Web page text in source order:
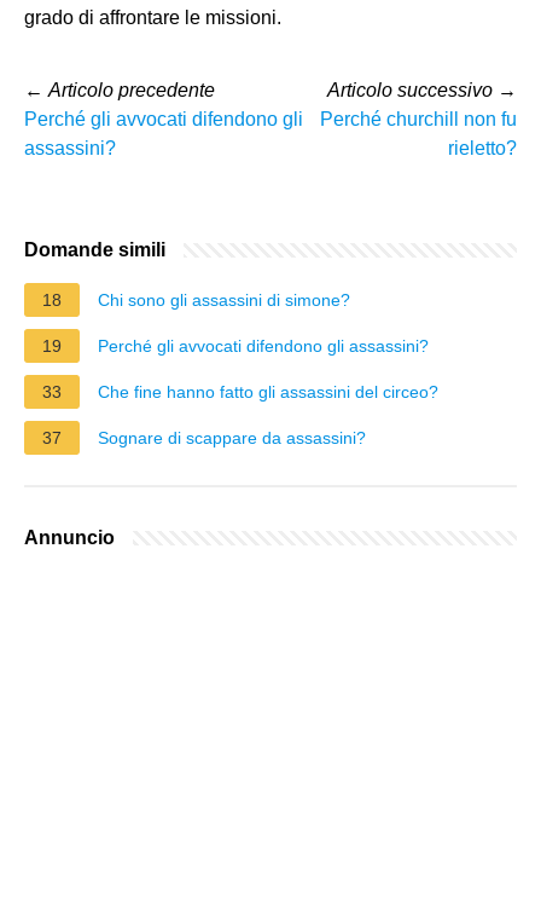
grado di affrontare le missioni.
← Articolo precedente
Perché gli avvocati difendono gli
assassini?
Articolo successivo →
Perché churchill non fu
rieletto?
Domande simili
18 Chi sono gli assassini di simone?
19 Perché gli avvocati difendono gli assassini?
33 Che fine hanno fatto gli assassini del circeo?
37 Sognare di scappare da assassini?
Annuncio